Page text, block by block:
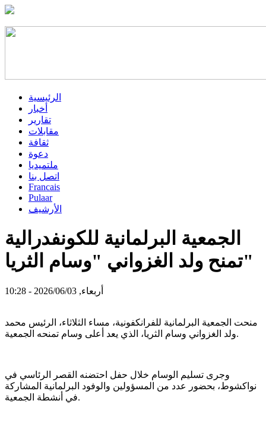
الرئيسية
أخبار
تقارير
مقابلات
ثقافة
دعوة
ملتميديا
اتصل بنا
Francais
Pulaar
الأرشيف
الجمعية البرلمانية للكونفدرالية
تمنح ولد الغزواني "وسام الثريا"
أربعاء, 2026/06/03 - 10:28
منحت الجمعية البرلمانية للفرانكفونية، مساء الثلاثاء، الرئيس محمد
ولد الغزواني وسام الثريا، الذي يعد أعلى وسام تمنحه الجمعية.
وجرى تسليم الوسام خلال حفل احتضنه القصر الرئاسي في
نواكشوط، بحضور عدد من المسؤولين والوفود البرلمانية المشاركة
في أنشطة الجمعية.